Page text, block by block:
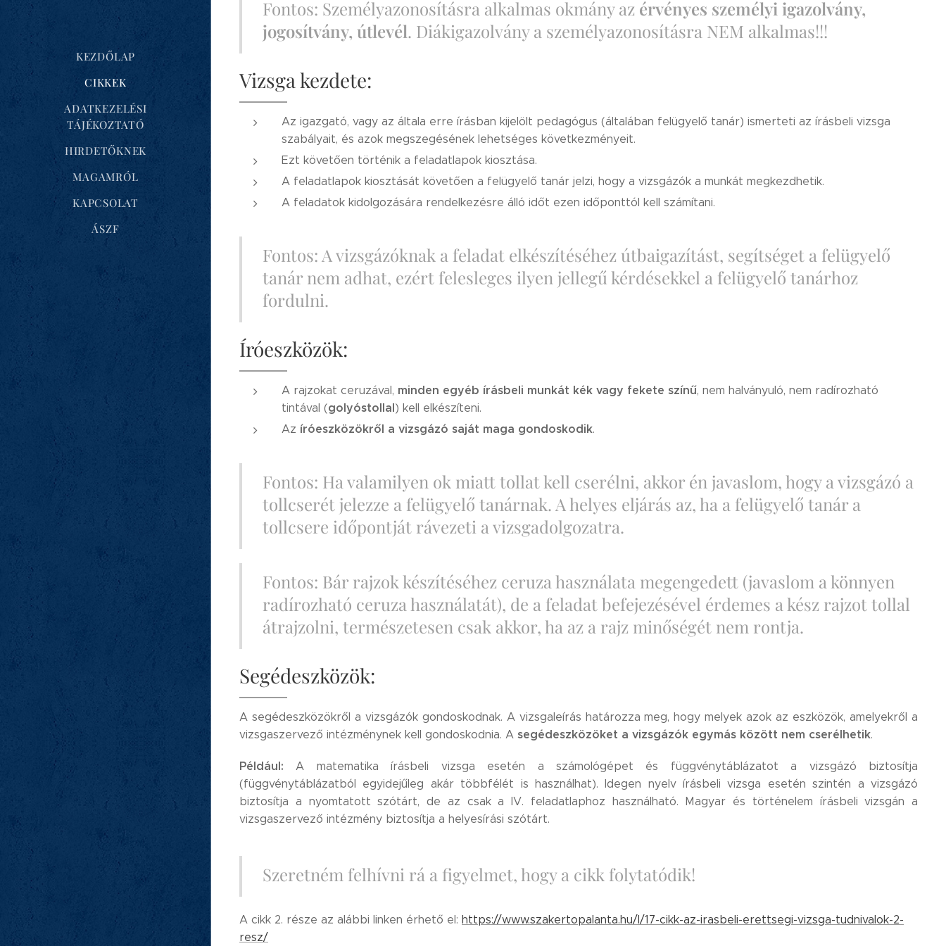
KEZDŐLAP
CIKKEK
ADATKEZELÉSI
TÁJÉKOZTATÓ
HIRDETŐKNEK
MAGAMRÓL
KAPCSOLAT
ÁSZF
Fontos: Személyazonosításra alkalmas okmány az érvényes személyi igazolvány,
jogosítvány, útlevél. Diákigazolvány a személyazonosításra NEM alkalmas!!!
Vizsga kezdete:
Az igazgató, vagy az általa erre írásban kijelölt pedagógus (általában felügyelő tanár) ismerteti az írásbeli vizsga
szabályait, és azok megszegésének lehetséges következményeit.
Ezt követően történik a feladatlapok kiosztása.
A feladatlapok kiosztását követően a felügyelő tanár jelzi, hogy a vizsgázók a munkát megkezdhetik.
A feladatok kidolgozására rendelkezésre álló időt ezen időponttól kell számítani.
Fontos: A vizsgázóknak a feladat elkészítéséhez útbaigazítást, segítséget a felügyelő
tanár nem adhat, ezért felesleges ilyen jellegű kérdésekkel a felügyelő tanárhoz
fordulni.
Íróeszközök:
A rajzokat ceruzával, minden egyéb írásbeli munkát kék vagy fekete színű, nem halványuló, nem radírozható
tintával (golyóstollal) kell elkészíteni.
Az íróeszközökről a vizsgázó saját maga gondoskodik.
Fontos: Ha valamilyen ok miatt tollat kell cserélni, akkor én javaslom, hogy a vizsgázó a
tollcserét jelezze a felügyelő tanárnak. A helyes eljárás az, ha a felügyelő tanár a
tollcsere időpontját rávezeti a vizsgadolgozatra.
Fontos: Bár rajzok készítéséhez ceruza használata megengedett (javaslom a könnyen
radírozható ceruza használatát), de a feladat befejezésével érdemes a kész rajzot tollal
átrajzolni, természetesen csak akkor, ha az a rajz minőségét nem rontja.
Segédeszközök:
A segédeszközökről a vizsgázók gondoskodnak. A vizsgaleírás határozza meg, hogy melyek azok az eszközök, amelyekről a
vizsgaszervező intézménynek kell gondoskodnia. A segédeszközöket a vizsgázók egymás között nem cserélhetik.
Például: A matematika írásbeli vizsga esetén a számológépet és függvénytáblázatot a vizsgázó biztosítja
(függvénytáblázatból egyidejűleg akár többfélét is használhat). Idegen nyelv írásbeli vizsga esetén szintén a vizsgázó
biztosítja a nyomtatott szótárt, de az csak a IV. feladatlaphoz használható. Magyar és történelem írásbeli vizsgán a
vizsgaszervező intézmény biztosítja a helyesírási szótárt.
Szeretném felhívni rá a figyelmet, hogy a cikk folytatódik!
A cikk 2. része az alábbi linken érhető el: https://www.szakertopalanta.hu/l/17-cikk-az-irasbeli-erettsegi-vizsga-tudnivalok-2-
resz/